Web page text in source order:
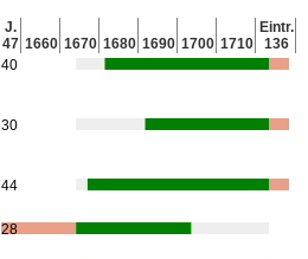
J.
47 1660 1670 1680 1690 1700 1710
Eintr.
136
40
30
44
28